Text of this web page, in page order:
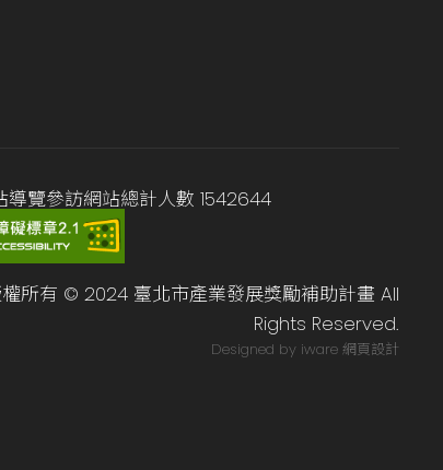
導覽參訪網站總計人數 1542644
所有 © 2024 臺北市產業發展獎勵補助計畫 All
Rights Reserved.
Designed by iware 網頁設計